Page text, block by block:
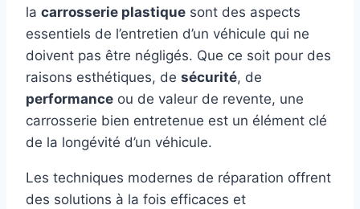
la carrosserie plastique sont des aspects
essentiels de l’entretien d’un véhicule qui ne
doivent pas être négligés. Que ce soit pour des
raisons esthétiques, de sécurité, de
performance ou de valeur de revente, une
carrosserie bien entretenue est un élément clé
de la longévité d’un véhicule.
Les techniques modernes de réparation offrent
des solutions à la fois efficaces et